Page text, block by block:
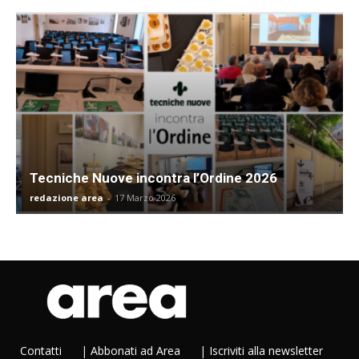
Tecniche Nuove incontra l’Ordine 2026
redazione area - 17 Marzo 2026
Contatti | Abbonati ad Area | Iscriviti alla newsletter